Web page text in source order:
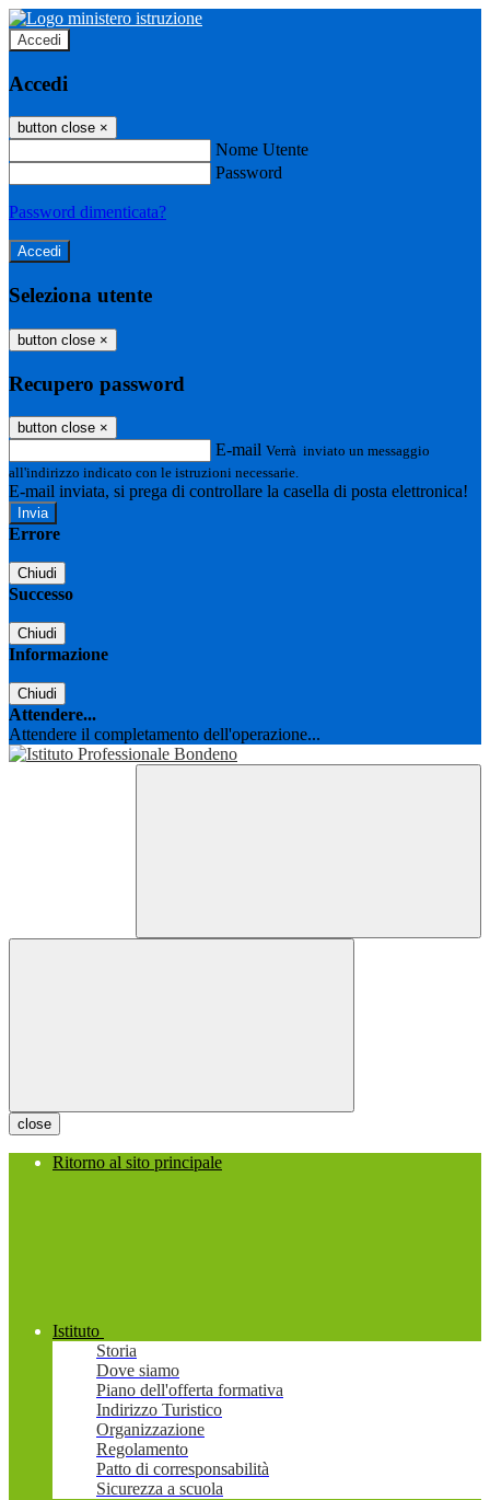
Accedi
Accedi
button close ×
Nome Utente
Password
Password dimenticata?
Seleziona utente
button close ×
Recupero password
button close ×
E-mail Verrà inviato un messaggio
all'indirizzo indicato con le istruzioni necessarie.
E-mail inviata, si prega di controllare la casella di posta elettronica!
Errore
Chiudi
Successo
Chiudi
Informazione
Chiudi
Attendere...
Attendere il completamento dell'operazione...
close
Ritorno al sito principale
Istituto
Storia
Dove siamo
Piano dell'offerta formativa
Indirizzo Turistico
Organizzazione
Regolamento
Patto di corresponsabilità
Sicurezza a scuola